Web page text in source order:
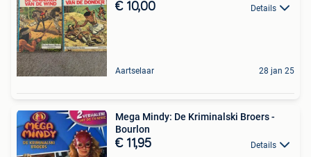
€ 10,00 Details
Aartselaar 28 jan 25
Mega Mindy: De Kriminalski Broers -
Bourlon
€ 11,95 Details